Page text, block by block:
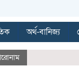
অর্থ-বানিজ্য